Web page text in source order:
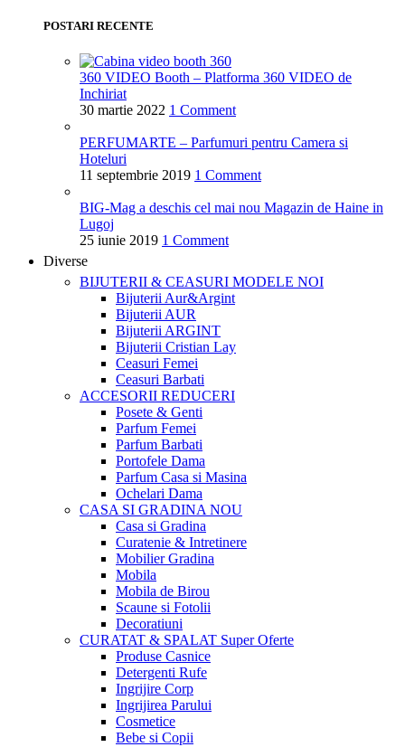
POSTARI RECENTE
360 VIDEO Booth – Platforma 360 VIDEO de
Inchiriat
30 martie 2022 1 Comment
PERFUMARTE – Parfumuri pentru Camera si
Hoteluri
11 septembrie 2019 1 Comment
BIG-Mag a deschis cel mai nou Magazin de Haine in
Lugoj
25 iunie 2019 1 Comment
Diverse
BIJUTERII & CEASURI MODELE NOI
Bijuterii Aur&Argint
Bijuterii AUR
Bijuterii ARGINT
Bijuterii Cristian Lay
Ceasuri Femei
Ceasuri Barbati
ACCESORII REDUCERI
Posete & Genti
Parfum Femei
Parfum Barbati
Portofele Dama
Parfum Casa si Masina
Ochelari Dama
CASA SI GRADINANOU
Casa si Gradina
Curatenie & Intretinere
Mobilier Gradina
Mobila
Mobila de Birou
Scaune si Fotolii
Decoratiuni
CURATAT & SPALAT Super Oferte
Produse Casnice
Detergenti Rufe
Ingrijire Corp
Ingrijirea Parului
Cosmetice
Bebe si Copii